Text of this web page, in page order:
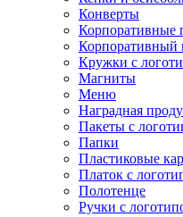
Конверты
Корпоративные
Корпоративный
Кружки с
Магниты
Меню
Наградная
Пакеты с
Папки
Пластиковые
Платок с
Полотенце
Ручки с